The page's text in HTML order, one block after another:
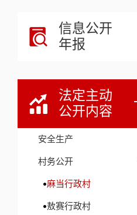
信息公开
年报
法定主动
公开内容
安全生产
村务公开
麻当行政村
敖赛行政村